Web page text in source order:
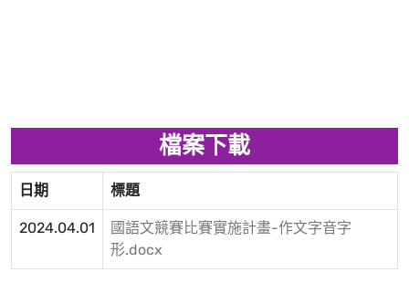
檔案下載
日期 標題
2024.04.01
國語文競賽比賽實施計畫-作文字音字
形.docx